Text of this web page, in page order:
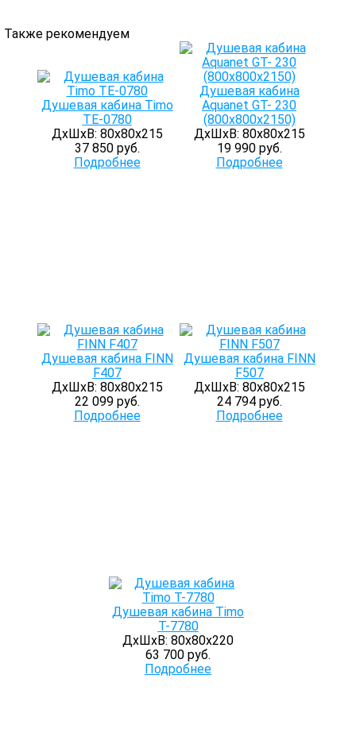
Также рекомендуем
Душевая кабина Timo
TE-0780
ДхШхВ: 80х80х215
37 850 руб.
Подробнее
Душевая кабина
Aquanet GT- 230
(800х800x2150)
ДхШхВ: 80х80х215
19 990 руб.
Подробнее
Душевая кабина FINN
F407
ДхШхВ: 80х80х215
22 099 руб.
Подробнее
Душевая кабина FINN
F507
ДхШхВ: 80х80х215
24 794 руб.
Подробнее
Душевая кабина Timo
T-7780
ДхШхВ: 80х80х220
63 700 руб.
Подробнее